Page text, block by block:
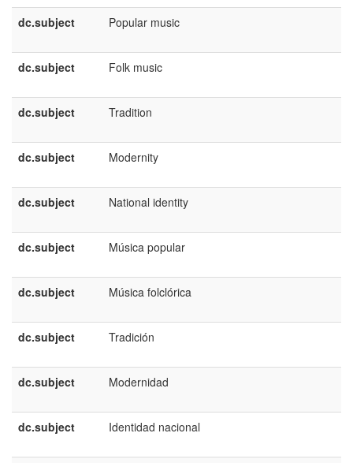
dc.subject
Popular music
dc.subject
Folk music
dc.subject
Tradition
dc.subject
Modernity
dc.subject
National identity
dc.subject
Música popular
dc.subject
Música folclórica
dc.subject
Tradición
dc.subject
Modernidad
dc.subject
Identidad nacional